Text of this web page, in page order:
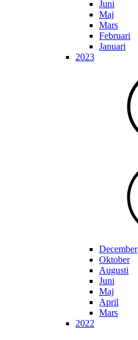
Juni
Maj
Mars
Februari
Januari
2023
December
Oktober
Augusti
Juni
Maj
April
Mars
2022